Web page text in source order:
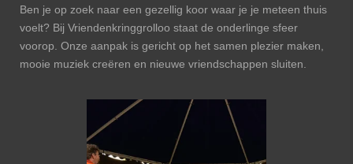
Ben je op zoek naar een gezellig koor waar je je meteen thuis
voelt? Bij Vriendenkringgrolloo staat de onderlinge sfeer
voorop. Onze aanpak is gericht op het samen plezier maken,
mooie muziek creëren en nieuwe vriendschappen sluiten.